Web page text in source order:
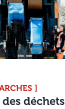
]
déchets